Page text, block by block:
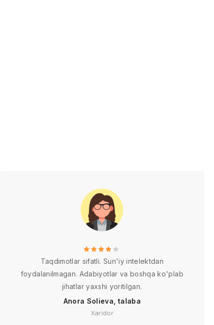
Taqdimotlar sifatli. Sun'iy intelektdan
foydalanilmagan. Adabiyotlar va boshqa ko'plab
jihatlar yaxshi yoritilgan.
Anora Solieva, talaba
Xaridor